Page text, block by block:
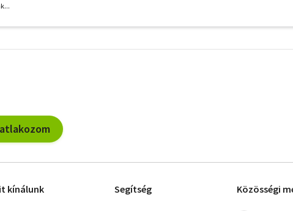
szűrők
kínálunk Segítség Közösségi